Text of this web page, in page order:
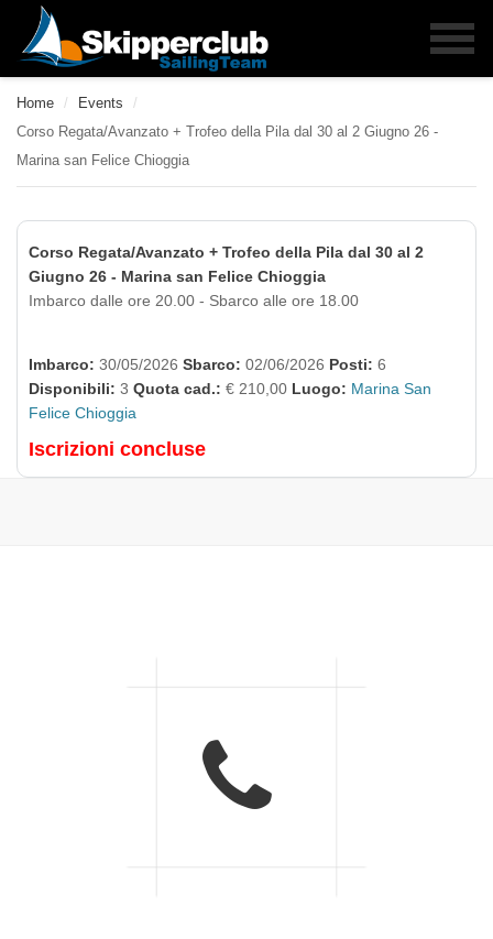
Home / Events
/
Corso Regata/Avanzato + Trofeo della Pila dal 30 al 2 Giugno 26 -
Marina san Felice Chioggia
Corso Regata/Avanzato + Trofeo della Pila dal 30 al 2
Giugno 26 - Marina san Felice Chioggia
Imbarco dalle ore 20.00 - Sbarco alle ore 18.00
Imbarco: 30/05/2026 Sbarco: 02/06/2026 Posti: 6
Disponibili: 3 Quota cad.: € 210,00 Luogo: Marina San
Felice Chioggia
Iscrizioni concluse